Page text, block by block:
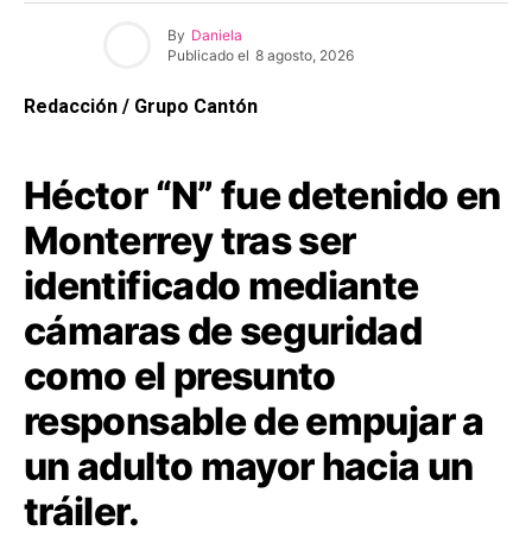
By Daniela
Publicado el 8 agosto, 2026
Redacción / Grupo Cantón
Héctor “N” fue detenido en
Monterrey tras ser
identificado mediante
cámaras de seguridad
como el presunto
responsable de empujar a
un adulto mayor hacia un
tráiler.